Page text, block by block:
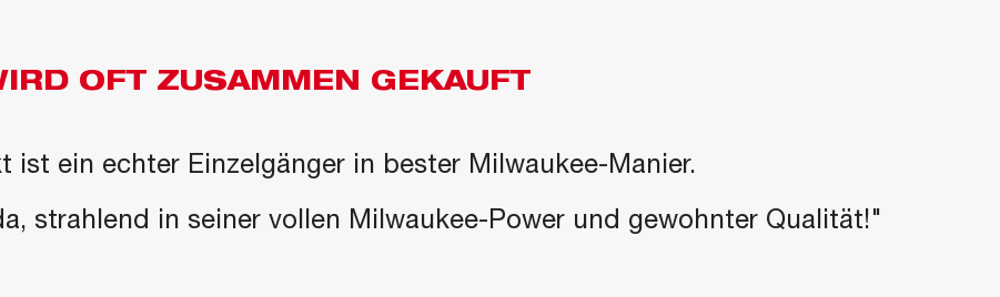
OFT ZUSAMMEN GEKAUFT
ist ein echter Einzelgänger in bester Milwaukee-Manier.
strahlend in seiner vollen Milwaukee-Power und gewohnter Qualität!"